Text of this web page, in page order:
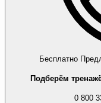
Бесплатно
Подберём
0 800